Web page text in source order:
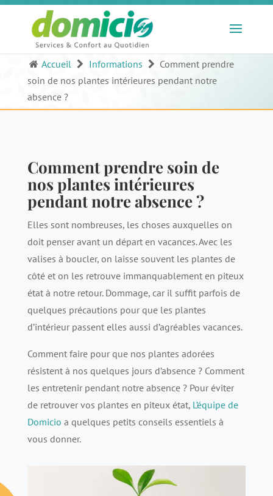
Accueil Informations
Comment prendre
soin de nos plantes intérieures pendant notre
absence ?
Comment prendre soin de
nos plantes intérieures
pendant notre absence ?
Elles sont nombreuses, les choses auxquelles on
doit penser avant un départ en vacances. Avec les
valises à boucler, on laisse souvent les plantes de
côté et on les retrouve immanquablement en piteux
état à notre retour. Dommage, car il suffit parfois de
quelques précautions pour que les plantes
d’intérieur passent elles aussi d’agréables vacances.
Comment faire pour que nos plantes adorées
résistent à nos quelques jours d’absence ? Comment
les entretenir pendant notre absence ? Pour éviter
de retrouver vos plantes en piteux état, L’équipe de
Domicio a quelques petits conseils essentiels à
vous donner.